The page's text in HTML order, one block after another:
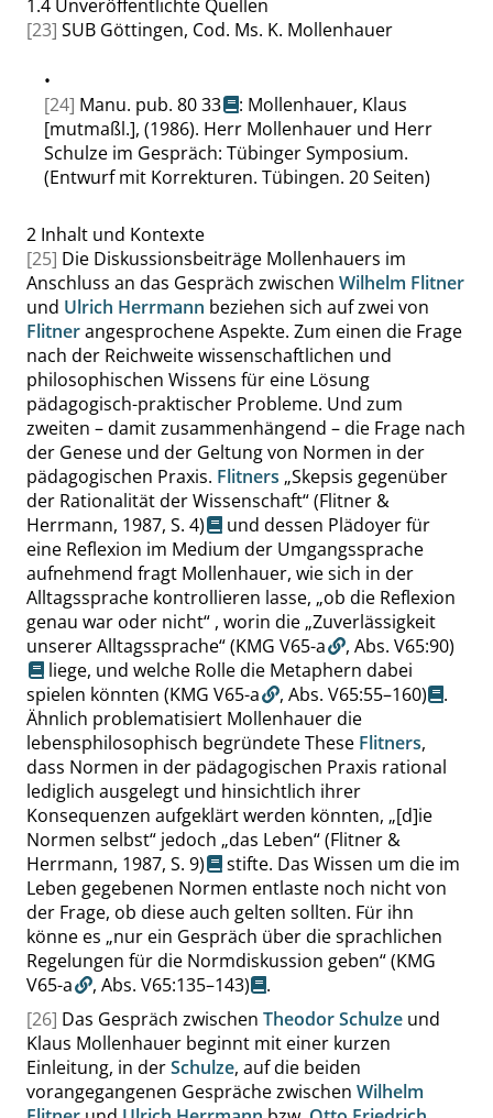
1.4 Unveröffentlichte Quellen
[23] SUB Göttingen, Cod. Ms. K. Mollenhauer
•
[24] Manu. pub. 80 33
: Mollenhauer, Klaus
[mutmaßl.], (1986). Herr Mollenhauer und Herr
Schulze im Gespräch: Tübinger Symposium.
(Entwurf mit Korrekturen. Tübingen. 20 Seiten)
2 Inhalt und Kontexte
[25] Die Diskussionsbeiträge Mollenhauers im
Anschluss an das Gespräch zwischen Wilhelm Flitner
und Ulrich Herrmann beziehen sich auf zwei von
Flitnerangesprochene Aspekte. Zum einen die Frage
nach der Reichweite wissenschaftlichen und
philosophischen Wissens für eine Lösung
pädagogisch-praktischer Probleme. Und zum
zweiten – damit zusammenhängend – die Frage nach
der Genese und der Geltung von Normen in der
pädagogischen Praxis. Flitners „Skepsis gegenüber
der Rationalität der Wissenschaft“(Flitner &
Herrmann, 1987, S. 4)
und dessen Plädoyer für
eine Reflexion im Medium der Umgangssprache
aufnehmend fragt Mollenhauer, wie sich in der
Alltagssprache kontrollieren lasse, „ob die Reflexion
genau war oder nicht“ , worin die „Zuverlässigkeit
unserer Alltagssprache“(KMG V65-a , Abs. V65:90)
liege, und welche Rolle die Metaphern dabei
spielen könnten (KMG V65-a , Abs. V65:55–160)
.
Ähnlich problematisiert Mollenhauer die
lebensphilosophisch begründete These Flitners,
dass Normen in der pädagogischen Praxis rational
lediglich ausgelegt und hinsichtlich ihrer
Konsequenzen aufgeklärt werden könnten, „[d]ie
Normen selbst“ jedoch „das Leben“(Flitner &
Herrmann, 1987, S. 9)
stifte. Das Wissen um die im
Leben gegebenen Normen entlaste noch nicht von
der Frage, ob diese auch gelten sollten. Für ihn
könne es „nur ein Gespräch über die sprachlichen
Regelungen für die Normdiskussion geben“(KMG
V65-a
, Abs. V65:135–143)
.
[26] Das Gespräch zwischen Theodor Schulze und
Klaus Mollenhauer beginnt mit einer kurzen
Einleitung, in derSchulze, auf die beiden
vorangegangenen Gespräche zwischen Wilhelm